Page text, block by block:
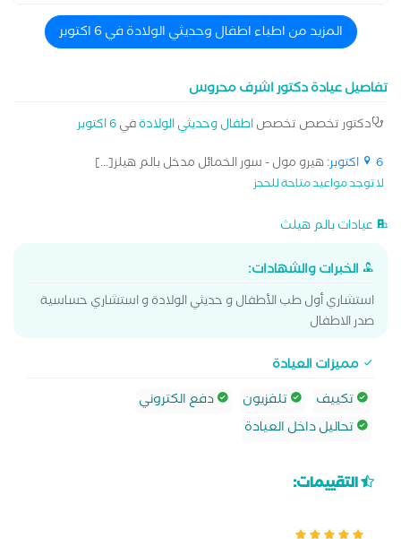
المعتمدة. * تشخيص وعلاج الحمى والأمراض المعدية الشائعة لدى
الأطفال. * متابعة الأمراض المزمنة لدى الأطفال مثل السكري
البروتوكولات الطبية
المزيد من اطباء اطفال وحديثي الولادة في 6 اكتوبر
تفاصيل عيادة دكتور اشرف محروس
دكتور تخصص تخصصاطفال وحديثي الولادةفي6 اكتوبر
6 اكتوبر
: هيرو مول - سور الخمائل مدخل بالم هيلز[...]
لا توجد مواعيد متاحة للحجز
عيادات بالم هيلث
الخبرات والشهادات:
استشاري أول طب الأطفال و حديثي الولادة و استشاري حساسية
صدر الاطفال
مميزات العيادة
تكييف
تلفزيون
دفع الكتروني
تحاليل داخل العيادة
التقييمات: